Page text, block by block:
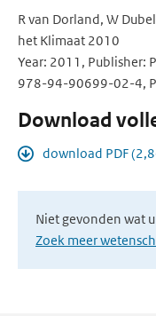
R van Dorland, W
het Klimaat 2010
Year: 2011, Publisher:
978-94-90699-02-4,
Download
download PDF
Niet gevonden wat
Zoek meer